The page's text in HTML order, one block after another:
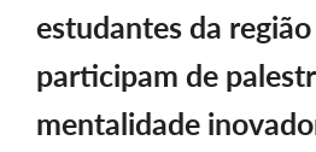
estudantes da
participam de
mentalidade